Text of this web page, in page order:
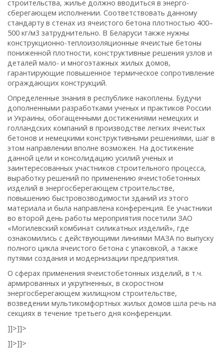
строительства, жилье должно вводиться в энерго­
сберегающем исполнении. Соответствовать данному
стандарту в стенах из ячеистого бетона плотностью 400–
500 кг/м3 затруднительно. В Беларуси также нужны
конструкционно-теплоизоляционные ячеистые бетоны
пониженной плотности, конструктивные решения узлов и
деталей мало- и многоэтажных жилых домов,
гарантирующие повышенное термическое сопротивление
ограждающих конструкций.
Определенные знания в республике накоплены. Будучи
дополненными разработками ученых и практиков России
и Украины, обогащенными достижениями немецких и
голландских компаний в производстве легких ячеистых
бетонов и немецкими конструктивными решениями, шаг в
этом направлении вполне возможен. На достижение
данной цели и консолидацию усилий ученых и
заинтересованных участников строительного процесса,
выработку решений по применению ячеистобетонных
изделий в энергосберегающем строительстве,
повышению быстровозводимости зданий из этого
материала и была направлена конференция. Ее участники
во второй день работы мероприятия посетили ЗАО
«Могилевский комбинат силикатных изделий», где
ознакомились с действующими линиями МАЗА по выпуску
полного цикла ячеистого бетона с упаковкой, а также
путями создания и модернизации предприятия.
О сферах применения ячеистобетонных изделий, в т.ч.
армированных и укрупненных, в скоростном
энергосберегающем жилищном строительстве,
возведении мультикомфортных жилых домов шла речь на
секциях в течение третьего дня конференции.
]]>]]>
]]>]]>